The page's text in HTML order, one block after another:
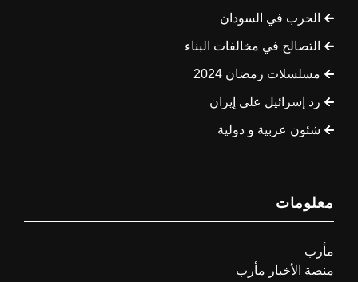
الحرب في السودان
التصالح في مخالفات البناء
مسلسلات رمضان 2024
رد إسرائيل على إيران
شئون عربية و دولية
معلومات
مأرب
منصة الأخبار مأرب